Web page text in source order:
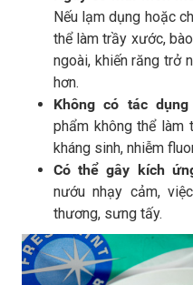
Nếu lạm dụng hoặc
thể làm trầy xước,
ngoài, khiến răng trở
hơn.
Không có tác
phẩm không thể làm
kháng sinh, nhiễm
Có thể gây kích
nướu nhạy cảm,
thương, sưng tấy.